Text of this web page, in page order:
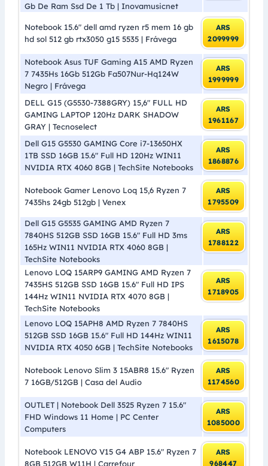
Gb De Ram Ssd De 1 Tb | Inovamusicnet
Notebook 15.6″ dell amd ryzen r5 mem 16 gb
hd sol 512 gb rtx3050 g15 5535 | Frávega
ARS
2099999
Notebook Asus TUF Gaming A15 AMD Ryzen
7 7435Hs 16Gb 512Gb Fa507Nur-Hq124W
Negro | Frávega
ARS
1999999
DELL G15 (G5530-7388GRY) 15,6″ FULL HD
GAMING LAPTOP 120Hz DARK SHADOW
GRAY | Tecnoselect
ARS
1961167
Dell G15 G5530 GAMING Core i7-13650HX
1TB SSD 16GB 15.6″ Full HD 120Hz WIN11
NVIDIA RTX 4060 8GB | TechSite Notebooks
ARS
1868876
Notebook Gamer Lenovo Loq 15,6 Ryzen 7
7435hs 24gb 512gb | Venex
ARS
1795509
Dell G15 G5535 GAMING AMD Ryzen 7
7840HS 512GB SSD 16GB 15.6″ Full HD 3ms
165Hz WIN11 NVIDIA RTX 4060 8GB |
TechSite Notebooks
ARS
1788122
Lenovo LOQ 15ARP9 GAMING AMD Ryzen 7
7435HS 512GB SSD 16GB 15.6″ Full HD IPS
144Hz WIN11 NVIDIA RTX 4070 8GB |
TechSite Notebooks
ARS
1718905
Lenovo LOQ 15APH8 AMD Ryzen 7 7840HS
512GB SSD 16GB 15.6″ Full HD 144Hz WIN11
NVIDIA RTX 4050 6GB | TechSite Notebooks
ARS
1615078
Notebook Lenovo Slim 3 15ABR8 15.6″ Ryzen
7 16GB/512GB | Casa del Audio
ARS
1174560
OUTLET | Notebook Dell 3525 Ryzen 7 15.6″
FHD Windows 11 Home | PC Center
Computers
ARS
1085000
Notebook LENOVO V15 G4 ABP 15.6″ Ryzen 7
8GB 512GB W11H | Carrefour
ARS
968447